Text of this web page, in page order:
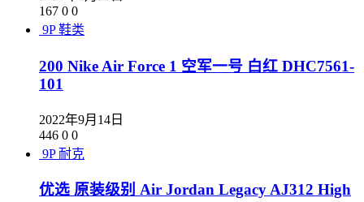
167 0 0
9P 鞋类
200 Nike Air Force 1 空军一号 白红 DHC7561-
101
2022年9月14日
446 0 0
9P 耐克
优选 原装级别 Air Jordan Legacy AJ312 High